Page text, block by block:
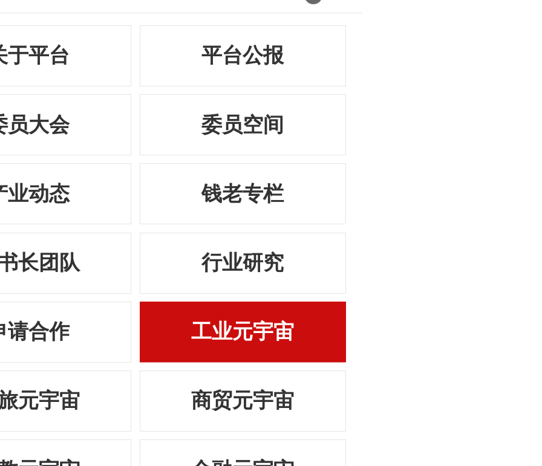
于平台 平台公报
员大会 委员空间
业动态 钱老专栏
长团队 行业研究
请合作 工业元宇宙
元宇宙 商贸元宇宙